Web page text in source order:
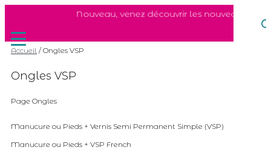
Nouveau, venez découvrir les nouveaux
Accueil / Ongles VSP
Ongles VSP
Page Ongles
Manucure ou Pieds + Vernis Semi Permanent Simple (VSP)
Manucure ou Pieds + VSP French